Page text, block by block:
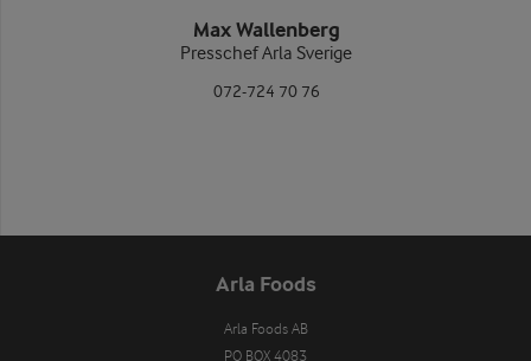
Max Wallenberg
Presschef Arla Sverige
072-724 70 76
Arla Foods
Arla Foods AB
PO BOX 4083